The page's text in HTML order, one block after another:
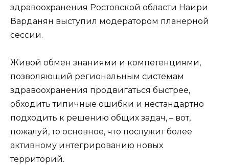
здравоохранения Ростовской области Наири
Варданян выступил модератором планерной
сессии.
Живой обмен знаниями и компетенциями,
позволяющий региональным системам
здравоохранения продвигаться быстрее,
обходить типичные ошибки и нестандартно
подходить к решению общих задач, – вот,
пожалуй, то основное, что послужит более
активному интегрированию новых
территорий.